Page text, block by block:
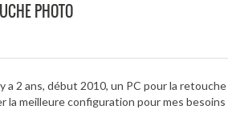
PHOTO
a 2 ans, début 2010, un PC pour la
la meilleure configuration pour mes